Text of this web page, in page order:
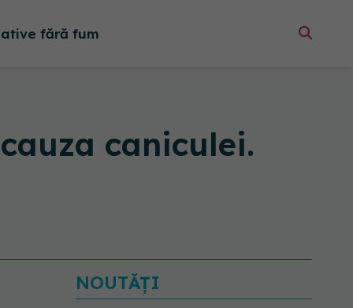
fără fum
caniculei.
NOUTĂȚI